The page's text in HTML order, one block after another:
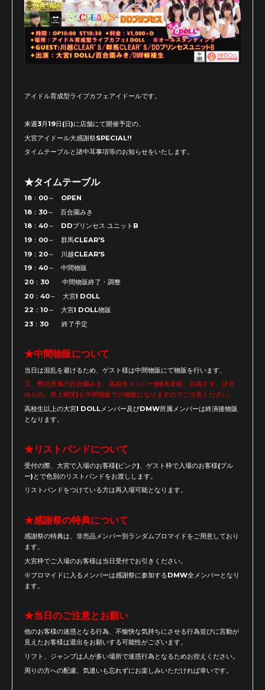
アイドル育成型ライブカフェアイドールです。
来週3月19日(日)に店舗にて開催予定の、
大宮アイドール大感謝祭SPECIAL!!
タイムテーブルと諸中耳事項等のお知らせをいたします。
★タイムテーブル
18：00～ OPEN
18：30～ 百合園みき
18：40～ DDプリンセス ユニットB
19：00～ 群馬CLEAR'S
19：20～ 川越CLEAR'S
19：40～ 中間物販
20：30 中間物販終了・調整
20：40～ 大宮I DOLL
22：10～ 大宮I DOLL物販
23：30 終了予定
★中間物販について
当日は混乱を避けるため、ゲスト様は中間物販にて物販を行います、
又、弊社所属の百合園みき、高校生メンバー(柚木未桜、白鳥すず、汐月
ゆりの、井上樹里)も中間物販での物販になりますのでご注意ください。
高校生以上の大宮I DOLLメンバー及びDMW所属メンバーは終演後物販
となります。
★リストバンドについて
受付の際、大宮で入場のお客様(ピンク)、ゲスト枠で入場のお客様(ブル
ー)とで色別のリストバンドをお渡しします。
リストバンドをつけている方は再入場可能となります。
★感謝祭の特典について
感謝祭の特典は、非売品メンバー別ランダムブロマイドをご用意しており
ます。
大宮枠でご入場のお客様は当日受付でお引きください。
※ブロマイドに入るメンバーは感謝祭に参加するDMW全メンバーとなり
ます。
★当日のご注意とお願い
他のお客様の迷惑となる行為、不愉快な気持ちにさせる行為並びに言動が
見えたお客様は退出をお願いする可能性がございます。
リフト、ジャンプは人が多い場所で迷惑行為となるためお控えください。
周りの方への配慮、気遣いも忘れずにお楽しみいただければ幸いです。